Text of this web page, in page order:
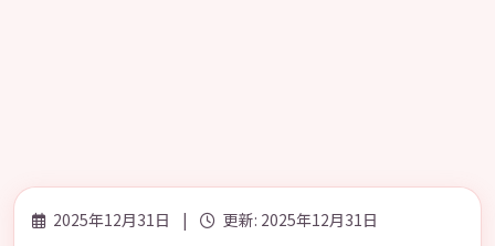
2025年12月31日 | 更新: 2025年12月31日